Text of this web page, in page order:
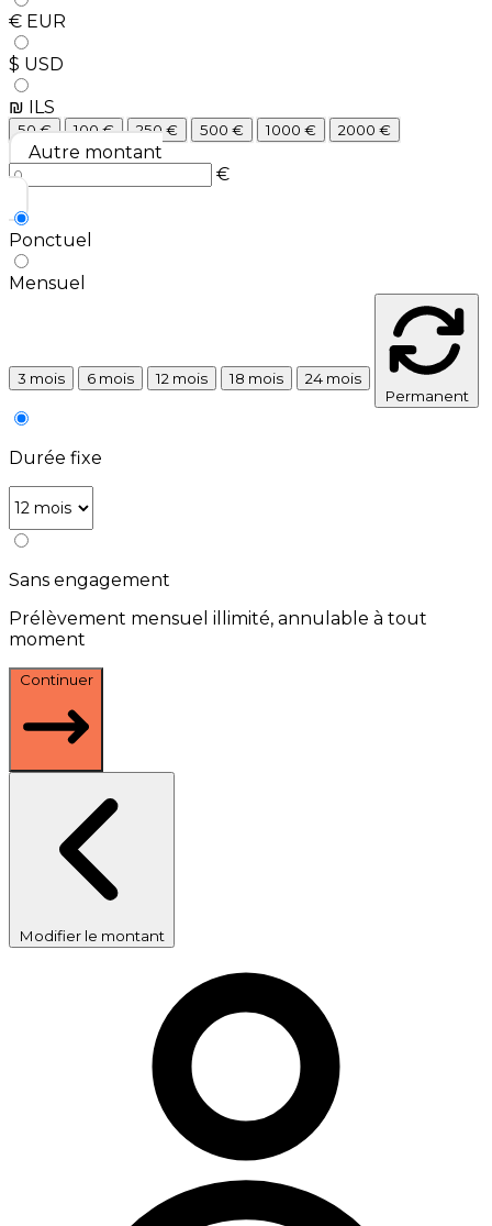
€ EUR
$ USD
₪ ILS
50€ 100€ 250€ 500 € 1000 € 2000 €
Autre montant
€
Ponctuel
Mensuel
3 mois 6 mois 12 mois 18 mois
24 mois
Permanent
Durée fixe
Sans engagement
Prélèvement mensuel illimité, annulable à tout
moment
Continuer
Modifier le montant